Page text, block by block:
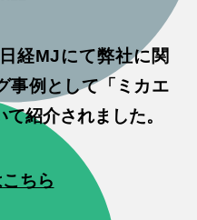
経MJにて弊社に関
事例として「ミカエ
紹介されました。
ちら